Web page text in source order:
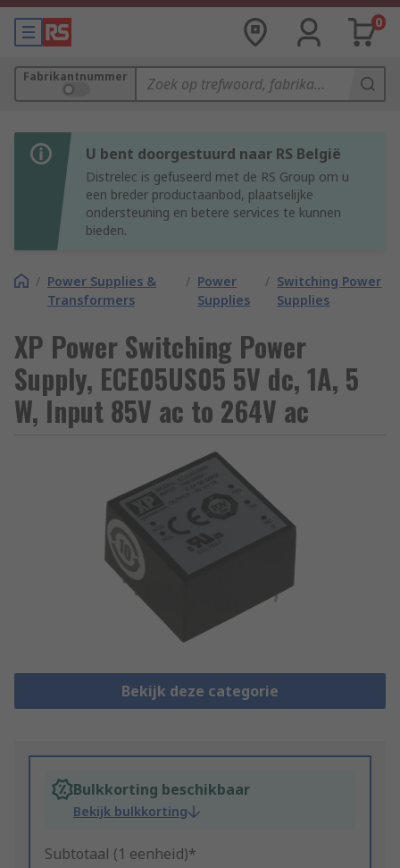
0
Fabrikantnummer
U bent doorgestuurd naar RS België
Distrelec is gefuseerd met de RS Group om u
een breder productaanbod, plaatselijke
ondersteuning en betere services te kunnen
bieden.
/ Power Supplies &
Transformers
/ Power
Supplies
/ Switching Power
Supplies
XP Power Switching Power
Supply, ECE05US05 5V dc, 1A, 5
W, Input 85V ac to 264V ac
Bekijk deze categorie
Bulkkorting beschikbaar
Bekijk bulkkorting
Subtotaal (1 eenheid)*